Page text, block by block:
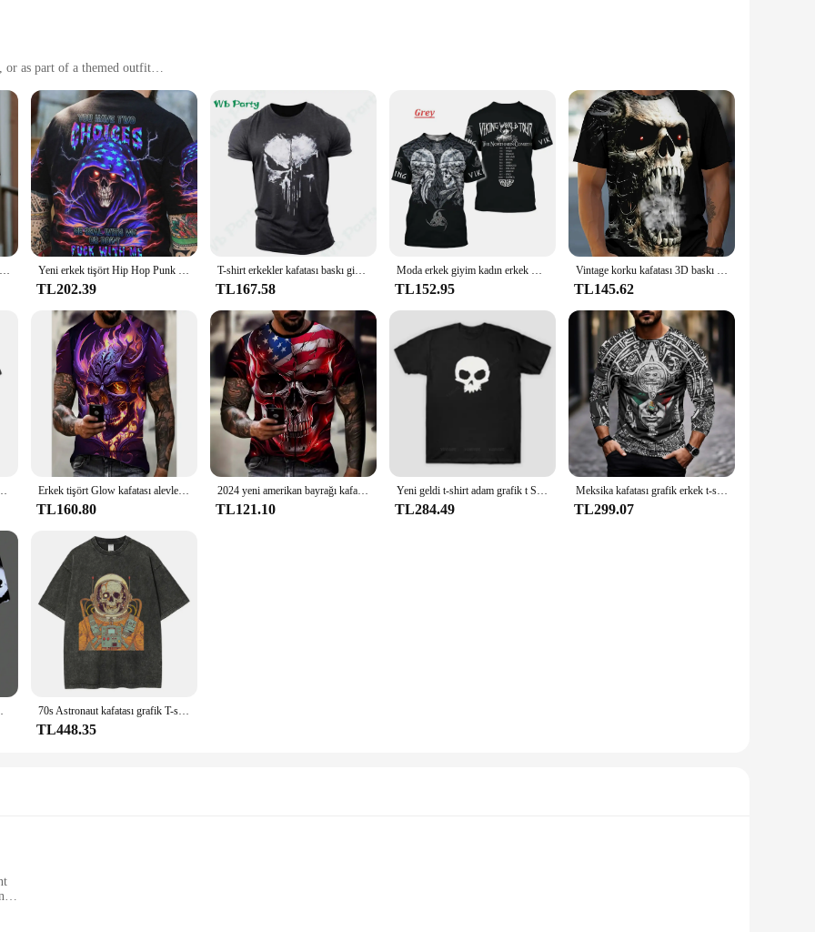
or as part of a themed outfit
of a set
bold fashion choices, catering to the discerning taste of those who dare to stand out. This Tişört is not just a piece of clothing; it's a
with the plus size community. The high-quality cotton blend ensures durability and comfort, making it a reliable addition to
casual outings or need a statement piece for a themed event, this Tişört is versatile enough to meet your needs. Its plus size range
with confidence, making it a go-to for both wholesale vendors and individual buyers. The design is perfect for those who appreciate
for inclusive fashion. Available as a standalone Tişört or as part of a set, this product is a must-have for wholesale vendors and
forward apparel.
Erkek Vintage kemikleri 3D iskelet adam baskı T-Shirt yaz yenilik grafik T-Shirt üst spor koşu hızı kuru artı boyutu üst Yeni erkek tişört Hip Hop Punk Streetwear kafatası 3D baskılı grafik gevşek yuvarlak boyun boy T Shirt Harajuku gotik kazak
TL202.39
T-shirt erkekler kafatası baskı giysi erkekler grafik T Shirt boy T-shirt Y2k boy kısa kollu T-shirt Tee sıkıştırma gömlek
TL167.58
Moda erkek giyim kadın erkek Viking dövme sanat kafatası grafik T-Shirt 3D baskı Vikings kısa kollu artı boyutu XXS-6XL
TL152.95
Vintage korku kafatası 3D baskı erkek tişört yaz klasik rahat O boyun kısa kollu moda gevşek boy üstleri Tee gömlek erkekler
TL145.62
T-Shirt erkekler yuvarlak boyun gömlek Harajuku rüzgar kalça Pop Erkek tişört Glow kafatası alevler grafik 3d baskı korkak kısa kollu Tees yaz boy erkek giyim rahat kazak
TL160.80
2024 yeni amerikan bayrağı kafatası grafik t-shirt erkek yenilik 3D baskılı kısa kollu o-boyun Tee çocuk Y2k üst boy T shirt
TL121.10
Yeni geldi t-shirt adam grafik t Shirt Sid kafatası T gömlek yetişkin tee-shirt boy klasik kısa kollu erkekler moda tshirt
TL284.49
Meksika kafatası grafik erkek t-shirt erkekler için 3D baskılı sonbahar Tops uzun kollu o-boyun moda Casual boy Tee gömlek Unisex
TL299.07
O yaka rahat erkek üst 70s Astronaut kafatası grafik T-shirt Retro bilim kurgu boyama baskı boy T-shirt sıkıntılı pamuk Mens Tops
TL448.35